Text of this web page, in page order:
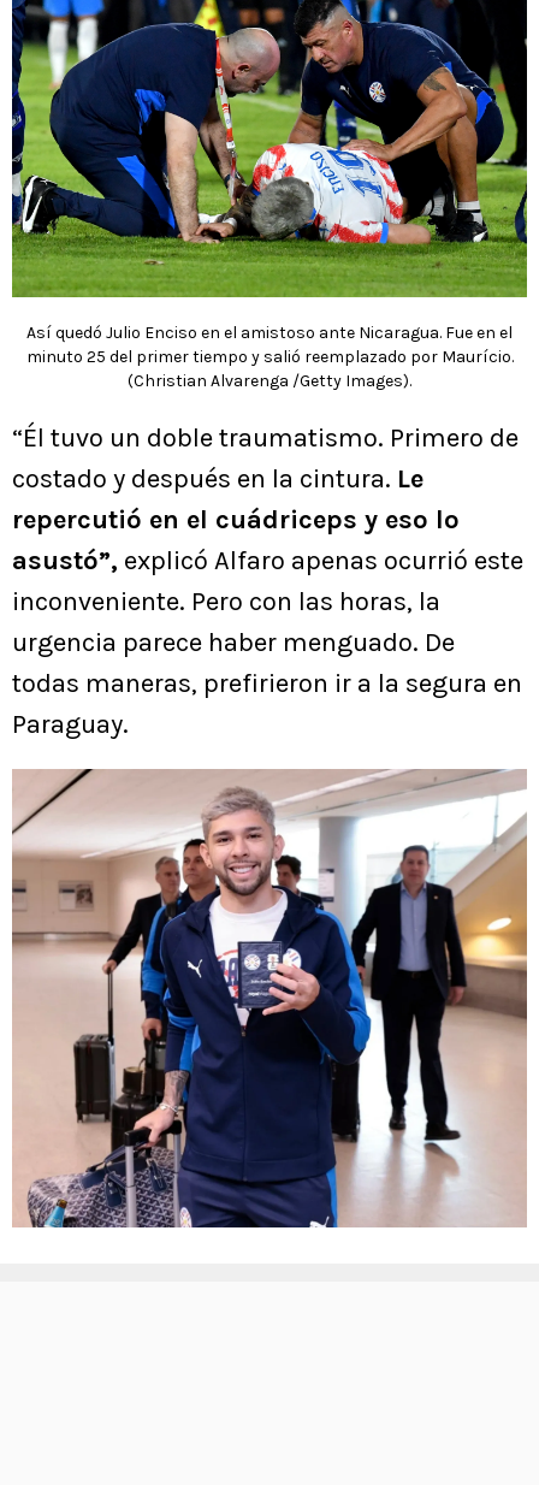
Así quedó Julio Enciso en el amistoso ante Nicaragua. Fue en el
minuto 25 del primer tiempo y salió reemplazado por Maurício.
(Christian Alvarenga /Getty Images).
“Él tuvo un doble traumatismo. Primero de
costado y después en la cintura. Le
repercutió en el cuádriceps y eso lo
asustó”, explicó Alfaro apenas ocurrió este
inconveniente. Pero con las horas, la
urgencia parece haber menguado. De
todas maneras, prefirieron ir a la segura en
Paraguay.